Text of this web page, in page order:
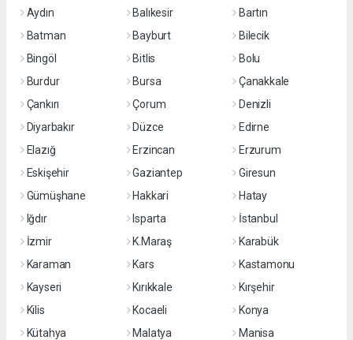
Aydın
Balıkesir
Bartın
Batman
Bayburt
Bilecik
Bingöl
Bitlis
Bolu
Burdur
Bursa
Çanakkale
Çankırı
Çorum
Denizli
Diyarbakır
Düzce
Edirne
Elazığ
Erzincan
Erzurum
Eskişehir
Gaziantep
Giresun
Gümüşhane
Hakkari
Hatay
Iğdır
Isparta
İstanbul
İzmir
K.Maraş
Karabük
Karaman
Kars
Kastamonu
Kayseri
Kırıkkale
Kırşehir
Kilis
Kocaeli
Konya
Kütahya
Malatya
Manisa